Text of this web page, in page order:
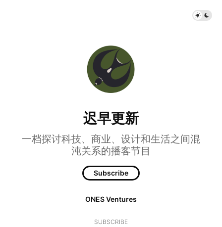
迟早更新
一档探讨科技、商业、设计和生活之间混
沌关系的播客节目
Subscribe
ONES Ventures
SUBSCRIBE